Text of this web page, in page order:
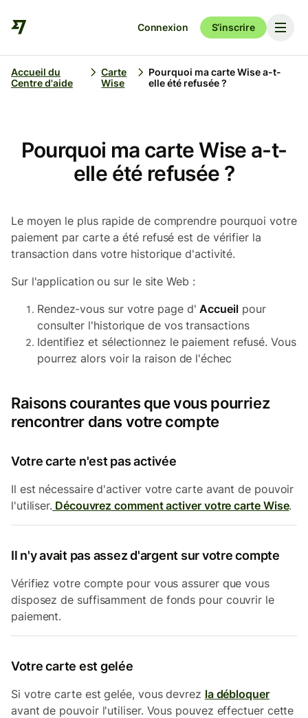
Connexion S’inscrire
Accueil du
Centre d'aide
Carte
Wise
Pourquoi ma carte Wise a-t-
elle été refusée ?
Pourquoi ma carte Wise a-t-
elle été refusée ?
Le moyen le plus rapide de comprendre pourquoi votre
paiement par carte a été refusé est de vérifier la
transaction dans votre historique d'activité.
Sur l'application ou sur le site Web :
Rendez-vous sur votre page d'Accueilpour
consulter l'historique de vos transactions
Identifiez et sélectionnez le paiement refusé. Vous
pourrez alors voir la raison de l'échec
Raisons courantes que vous pourriez
rencontrer dans votre compte
Votre carte n'est pas activée
Il est nécessaire d'activer votre carte avant de pouvoir
l'utiliser. Découvrez comment activer votre carte Wise.
Il n'y avait pas assez d'argent sur votre compte
Vérifiez votre compte pour vous assurer que vous
disposez de suffisamment de fonds pour couvrir le
paiement.
Votre carte est gelée
Si votre carte est gelée, vous devrez la débloquer
avant de pouvoir l'utiliser. Vous pouvez effectuer cette